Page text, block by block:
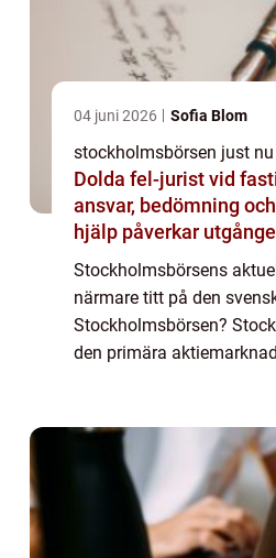
04 juni 2026 Sofia Blom
stockholmsbörsen just nu
Dolda fel-jurist vid
ansvar, bedömning
hjälp påverkar
Stockholmsbörsens
närmare titt på den
Stockholmsbörsen?
den primära
inom o...